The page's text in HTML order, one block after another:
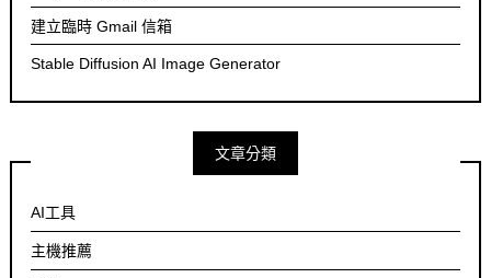
建立臨時 Gmail 信箱
Stable Diffusion AI Image Generator
文章分類
AI工具
主機推薦